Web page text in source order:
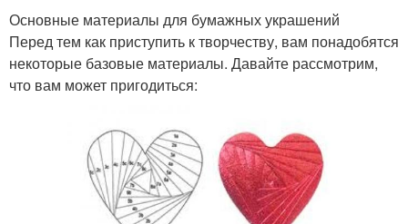
Основные материалы для бумажных украшений
Перед тем как приступить к творчеству, вам понадобятся
некоторые базовые материалы. Давайте рассмотрим,
что вам может пригодиться: